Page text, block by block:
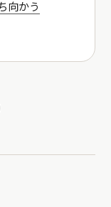
向かう